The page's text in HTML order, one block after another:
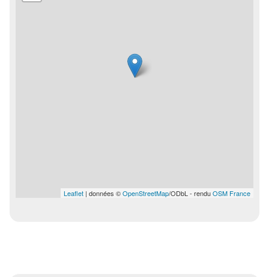
Leaflet | données ©OpenStreetMap/ODbL - renduOSM France